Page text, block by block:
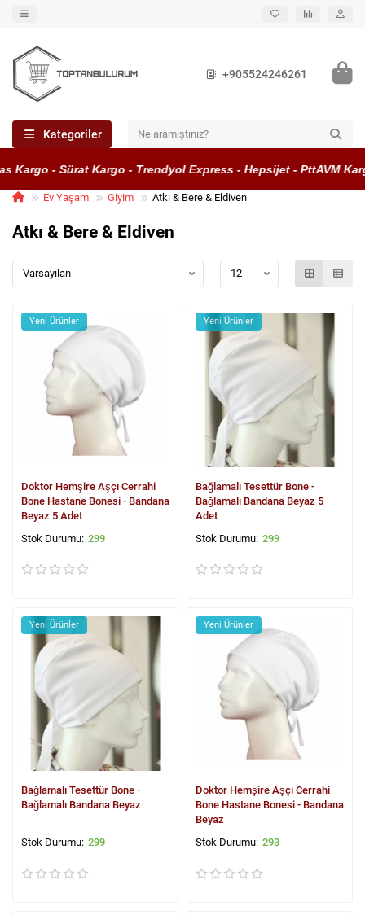
+905524246261
Kategoriler
- Sürat Kargo - Trendyol Express - Hepsijet - PttAVM Kargo
Ev Yaşam Giyim Atkı & Bere & Eldiven
Atkı & Bere & Eldiven
Yeni Ürünler
Doktor Hemşire Aşçı Cerrahi
Bone Hastane Bonesi - Bandana
Beyaz 5 Adet
299
Yeni Ürünler
Bağlamalı Tesettür Bone -
Bağlamalı Bandana Beyaz 5
Adet
299
Yeni Ürünler
Bağlamalı Tesettür Bone -
Bağlamalı Bandana Beyaz
299
Yeni Ürünler
Doktor Hemşire Aşçı Cerrahi
Bone Hastane Bonesi - Bandana
Beyaz
293